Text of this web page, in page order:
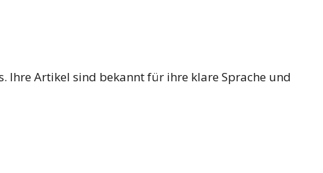
Ihre Artikel sind bekannt für ihre klare Sprache und